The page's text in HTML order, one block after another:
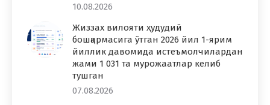
10.08.2026
Жиззах вилояти ҳудудий
бошқармасига ўтган 2026 йил 1-ярим
йиллик давомида истеъмолчилардан
жами 1 031 та мурожаатлар келиб
тушган
07.08.2026